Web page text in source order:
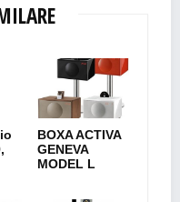
BOXA ACTIVA
GENEVA
MODEL L